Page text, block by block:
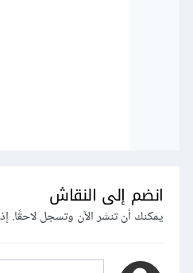
انضم إلى النقاش
يمكنك أن تنشر الآن وتسجل لاحقًا.